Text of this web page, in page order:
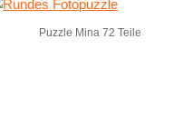
Puzzle Mina 72 Teile